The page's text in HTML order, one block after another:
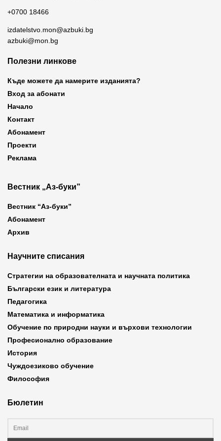
+0700 18466
izdatelstvo.mon@azbuki.bg
azbuki@mon.bg
Полезни линкове
Къде можете да намерите изданията?
Вход за абонати
Начало
Контакт
Абонамент
Проекти
Реклама
Вестник „Аз-буки”
Вестник “Аз-буки”
Абонамент
Архив
Научните списания
Стратегии на образователната и научната политика
Български език и литература
Педагогика
Математика и информатика
Обучение по природни науки и върхови технологии
Професионално образование
История
Чуждоезиково обучение
Философия
Бюлетин